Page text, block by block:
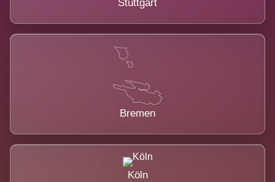
Stuttgart
Bremen
Köln